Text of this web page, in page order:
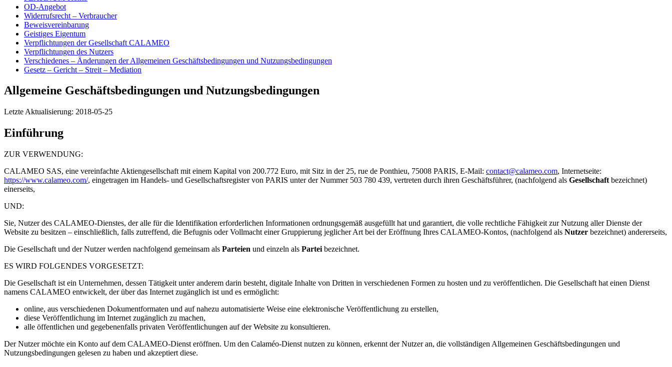
OD-Angebot
Widerrufsrecht – Verbraucher
Beweisvereinbarung
Geistiges Eigentum
Verpflichtungen der Gesellschaft CALAMEO
Verpflichtungen des Nutzers
Verschiedenes – Änderungen der Allgemeinen Geschäftsbedingungen und Nutzungsbedingungen
Gesetz – Gericht – Streit – Mediation
Allgemeine Geschäftsbedingungen und Nutzungsbedingungen
Letzte Aktualisierung: 2018-05-25
Einführung
ZUR VERWENDUNG:
CALAMEO SAS, eine vereinfachte Aktiengesellschaft mit einem Kapital von 200.772 Euro, mit Sitz in der 25, rue de Ponthieu, 75008 PARIS, E-Mail: contact@calameo.com, Internetseite:
https://www.calameo.com/, eingetragen im Handels- und Gesellschaftsregister von PARIS unter der Nummer 503 780 439, vertreten durch ihren Geschäftsführer, (nachfolgend als Gesellschaft bezeichnet)
einerseits,
UND:
Sie, Nutzer des CALAMEO-Dienstes, der alle für die Identifikation erforderlichen Informationen ordnungsgemäß ausgefüllt hat und garantiert, die volle rechtliche Fähigkeit zur Nutzung aller Dienste der
Website zu besitzen – einschließlich, falls zutreffend, die Befugnis oder Vollmacht einer Gruppierung jeglicher Art bei der Eröffnung Ihres CALAMEO-Kontos, (nachfolgend als Nutzer bezeichnet) andererseits,
Die Gesellschaft und der Nutzer werden nachfolgend gemeinsam als Parteien und einzeln als Partei bezeichnet.
ES WIRD FOLGENDES VORGESETZT:
Die Gesellschaft ist ein Unternehmen, dessen Tätigkeit unter anderem darin besteht, digitale Inhalte von Dritten in verschiedenen Formen zu hosten und zu veröffentlichen. Die Gesellschaft hat einen Dienst
namens CALAMEO entwickelt, der über das Internet zugänglich ist und es ermöglicht:
online, aus verschiedenen Dokumentformaten und auf nahezu automatisierte Weise eine elektronische Veröffentlichung zu erstellen,
diese Veröffentlichung im Internet zugänglich zu machen,
alle öffentlichen und gegebenenfalls privaten Veröffentlichungen auf der Website zu konsultieren.
Der Nutzer möchte ein Konto auf dem CALAMEO-Dienst eröffnen. Um den Calaméo-Dienst nutzen zu können, erkennt der Nutzer an, die vollständigen Allgemeinen Geschäftsbedingungen und
Nutzungsbedingungen gelesen zu haben und akzeptiert diese.